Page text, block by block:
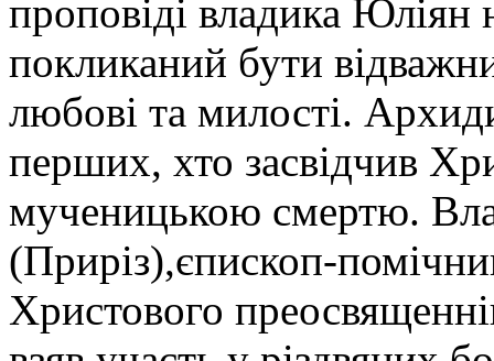
проповіді владика
покликаний бути
любові та милості.
перших, хто засвідчив
мученицькою смертю.
(Приріз),єпископ-
Христового